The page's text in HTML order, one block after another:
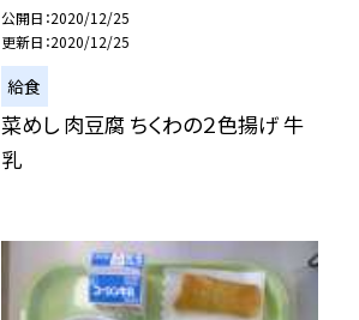
公開日 2020/12/25
更新日 2020/12/25
給食
菜めし 肉豆腐 ちくわの２色揚げ 牛
乳